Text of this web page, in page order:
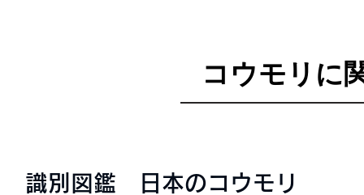
コウモリに
識別図鑑 日本のコウモリ